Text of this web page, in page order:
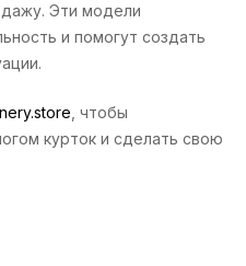
Эти модели
и помогут создать
, чтобы
курток и сделать свою